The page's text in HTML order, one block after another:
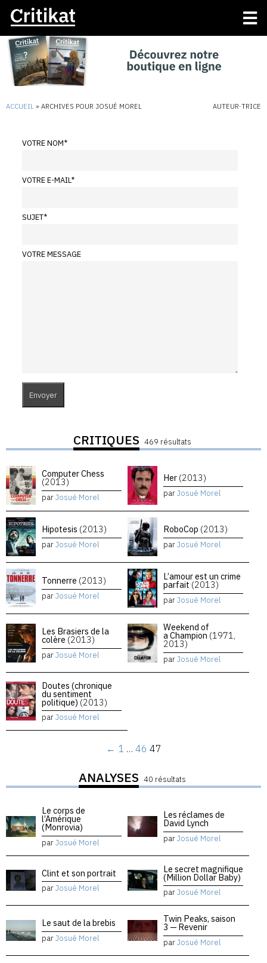
ACCUEIL » ARCHIVES POUR JOSUÉ MOREL AUTEUR·TRICE
VOTRE NOM*
VOTRE E-MAIL*
SUJET*
VOTRE MESSAGE
CRITIQUES 469 résultats
Computer Chess
(2013)
parJosué Morel
Her (2013)
parJosué Morel
Hipotesis (2013)
parJosué Morel
RoboCop (2013)
parJosué Morel
Tonnerre (2013)
parJosué Morel
L’amour est un crime
parfait (2013)
parJosué Morel
Les Brasiers de la
colère (2013)
parJosué Morel
Weekend of
a Champion (1971,
2013)
parJosué Morel
Doutes (chronique
du sentiment
politique) (2013)
parJosué Morel
← 1 … 46 47
ANALYSES 40 résultats
Le corps de
l’Amérique
(Monrovia)
parJosué Morel
Les réclames de
David Lynch
parJosué Morel
Clint et son portrait
parJosué Morel
Le secret magnifique
(Million Dollar Baby)
parJosué Morel
Le saut de la brebis
parJosué Morel
Twin Peaks, saison
3 — Revenir
parJosué Morel